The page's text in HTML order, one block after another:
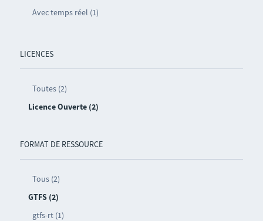
Avec temps réel (1)
LICENCES
Toutes (2)
Licence Ouverte (2)
FORMAT DE RESSOURCE
Tous (2)
GTFS (2)
gtfs-rt (1)